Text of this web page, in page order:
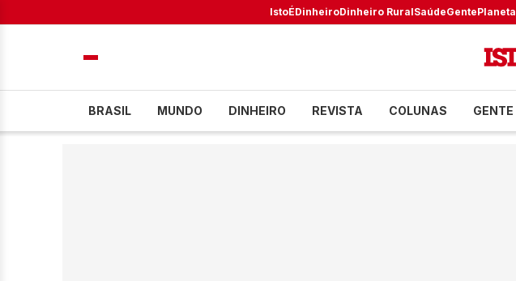
IstoÉDinheiroDinheiro RuralSaúdeGentePlaneta
BRASIL MUNDO DINHEIRO REVISTA COLUNAS GENTE